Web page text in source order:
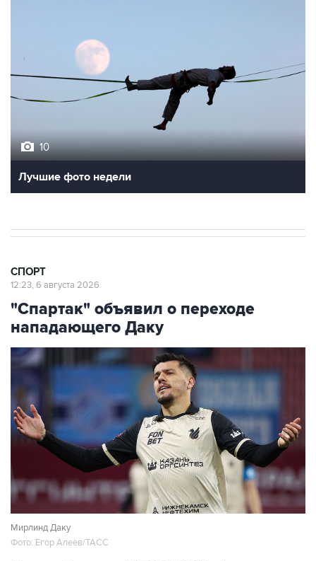
10
Лучшие фото недели
СПОРТ
12:23, 6 августа 2026
"Спартак" объявил о переходе
нападающего Даку
Мирлинд Даку
Фото: Егор Алеев/ТАСС